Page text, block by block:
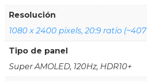
Resolución
1080 x 2400 pixels, 20:9 ratio
Tipo de panel
Super AMOLED, 120Hz, HDR10+